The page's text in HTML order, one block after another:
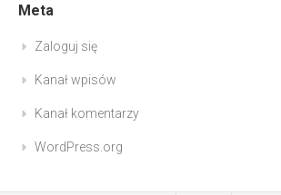
Meta
Zaloguj się
Kanał wpisów
Kanał komentarzy
WordPress.org